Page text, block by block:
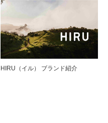
HIRU（イル） ブランド紹介